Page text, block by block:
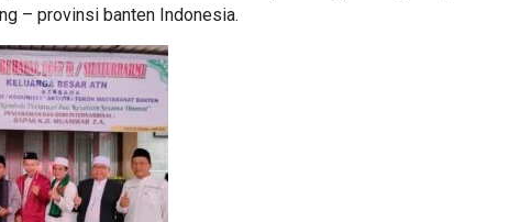
– provinsi banten Indonesia.